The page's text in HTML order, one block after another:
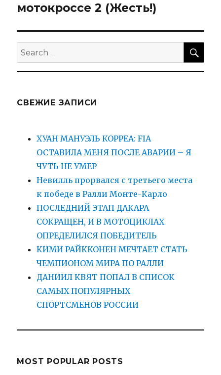
post:
мотокроссе 2 (Жесть!)
Search
for:
СВЕЖИЕ ЗАПИСИ
ХУАН МАНУЭЛЬ КОРРЕА: FIA
ОСТАВИЛА МЕНЯ ПОСЛЕ АВАРИИ – Я
ЧУТЬ НЕ УМЕР
Невилль прорвался с третьего места
к победе в Ралли Монте-Карло
ПОСЛЕДНИЙ ЭТАП ДАКАРА
СОКРАЩЕН, И В МОТОЦИКЛАХ
ОПРЕДЕЛИЛСЯ ПОБЕДИТЕЛЬ
КИМИ РАЙККОНЕН МЕЧТАЕТ СТАТЬ
ЧЕМПИОНОМ МИРА ПО РАЛЛИ
ДАНИИЛ КВЯТ ПОПАЛ В СПИСОК
САМЫХ ПОПУЛЯРНЫХ
СПОРТСМЕНОВ РОССИИ
MOST POPULAR POSTS